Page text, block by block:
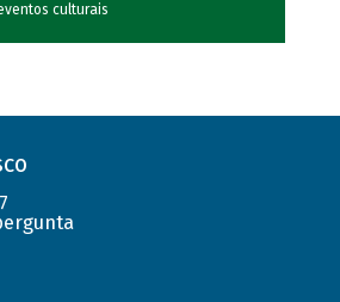
culturais